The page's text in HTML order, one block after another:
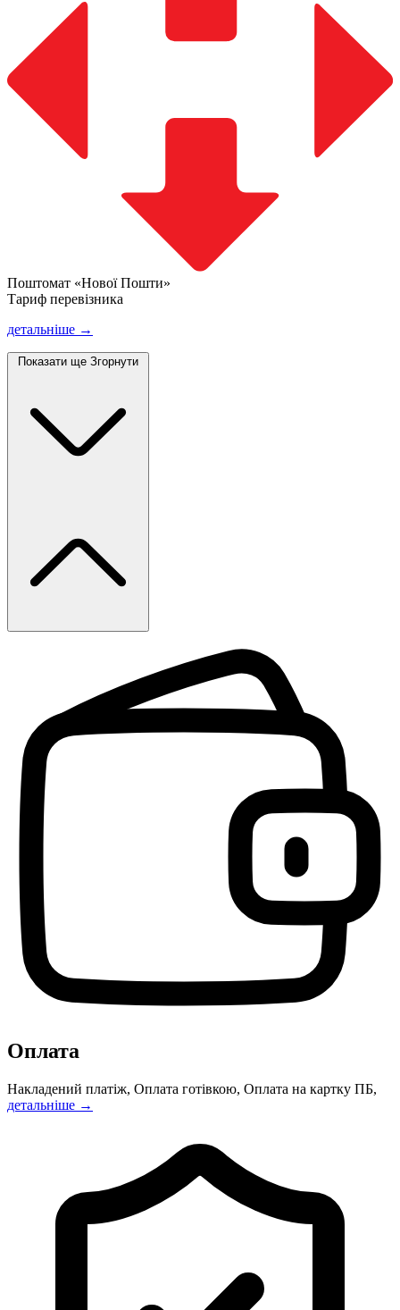
Поштомат «Нової Пошти»
Тариф перевізника
детальніше →
Показати ще Згорнути
Оплата
Накладений платіж, Оплата готівкою, Оплата на картку ПБ,
детальніше →